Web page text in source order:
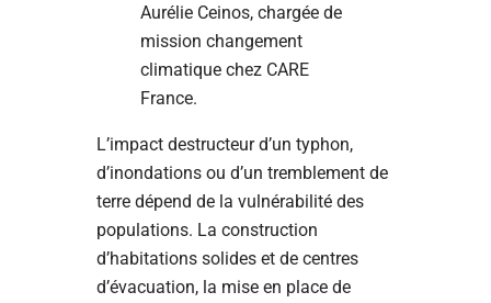
Aurélie Ceinos, chargée de
mission changement
climatique chez CARE
France.
L’impact destructeur d’un typhon,
d’inondations ou d’un tremblement de
terre dépend de la vulnérabilité des
populations. La construction
d’habitations solides et de centres
d’évacuation, la mise en place de